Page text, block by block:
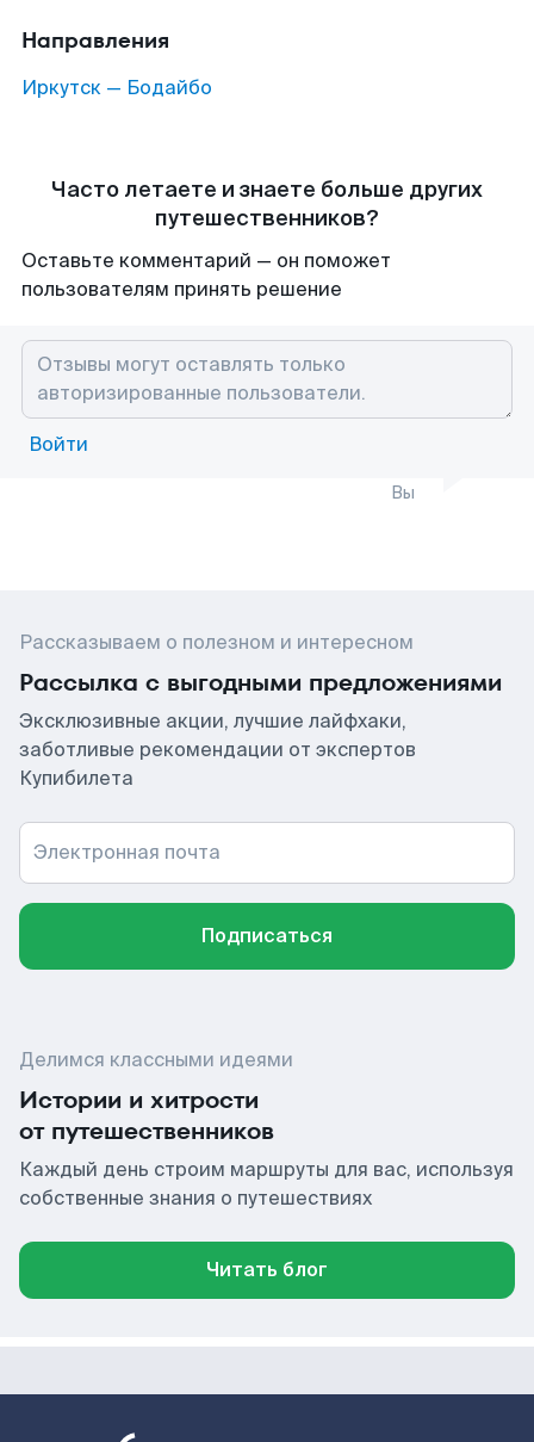
Направления
Иркутск — Бодайбо
Часто летаете и знаете больше других
путешественников?
Оставьте комментарий — он поможет
пользователям принять решение
Войти
Вы
Рассказываем о полезном и интересном
Рассылка с выгодными предложениями
Эксклюзивные акции, лучшие лайфхаки,
заботливые рекомендации от экспертов
Купибилета
Электронная почта
Подписаться
Делимся классными идеями
Истории и хитрости
от путешественников
Каждый день строим маршруты для вас, используя
собственные знания о путешествиях
Читать блог